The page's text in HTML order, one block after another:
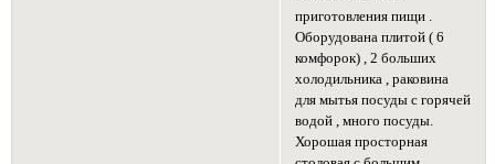
приготовления пищи .
Оборудована плитой ( 6
комфорок) , 2 больших
холодильника , раковина
для мытья посуды с горячей
водой , много посуды.
Хорошая просторная